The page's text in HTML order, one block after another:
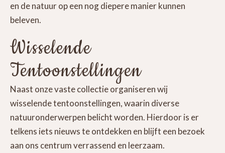
en de natuur op een nog diepere manier kunnen
beleven.
Wisselende
Tentoonstellingen
Naast onze vaste collectie organiseren wij
wisselende tentoonstellingen, waarin diverse
natuuronderwerpen belicht worden. Hierdoor is er
telkens iets nieuws te ontdekken en blijft een bezoek
aan ons centrum verrassend en leerzaam.